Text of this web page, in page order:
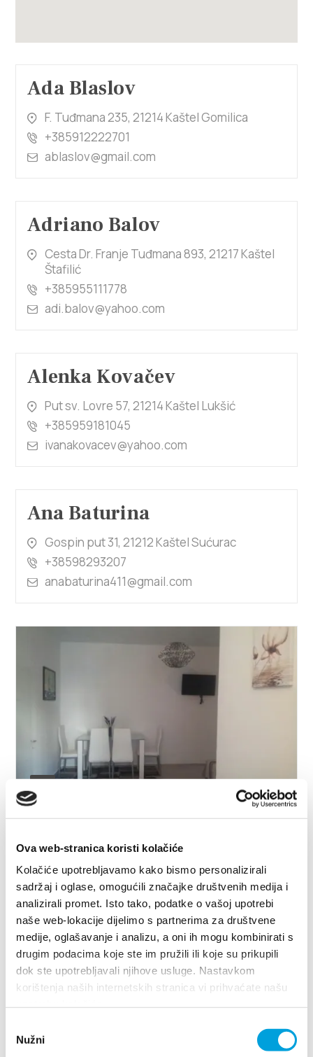
Ova web-stranica koristi kolačiće
Kolačiće upotrebljavamo kako bismo personalizirali
sadržaj i oglase, omogućili značajke društvenih medija i
analizirali promet. Isto tako, podatke o vašoj upotrebi
naše web-lokacije dijelimo s partnerima za društvene
medije, oglašavanje i analizu, a oni ih mogu kombinirati s
drugim podacima koje ste im pružili ili koje su prikupili
dok ste upotrebljavali njihove usluge. Nastavkom
korištenja naših internetskih stranica vi prihvaćate našu
pristanka
Nužni
Ada Blaslov
F. Tuđmana 235, 21214 Kaštel Gomilica
+385912222701
ablaslov@gmail.com
Adriano Balov
Cesta Dr. Franje Tuđmana 893, 21217 Kaštel
Štafilić
+385955111778
adi.balov@yahoo.com
Alenka Kovačev
Put sv. Lovre 57, 21214 Kaštel Lukšić
+385959181045
ivanakovacev@yahoo.com
Ana Baturina
Gospin put 31, 21212 Kaštel Sućurac
+38598293207
anabaturina411@gmail.com
0915855472
antonioberam@gmail.com
Ana Brnas
A.B. Šimića 11, 21214 Kaštel Gomilica